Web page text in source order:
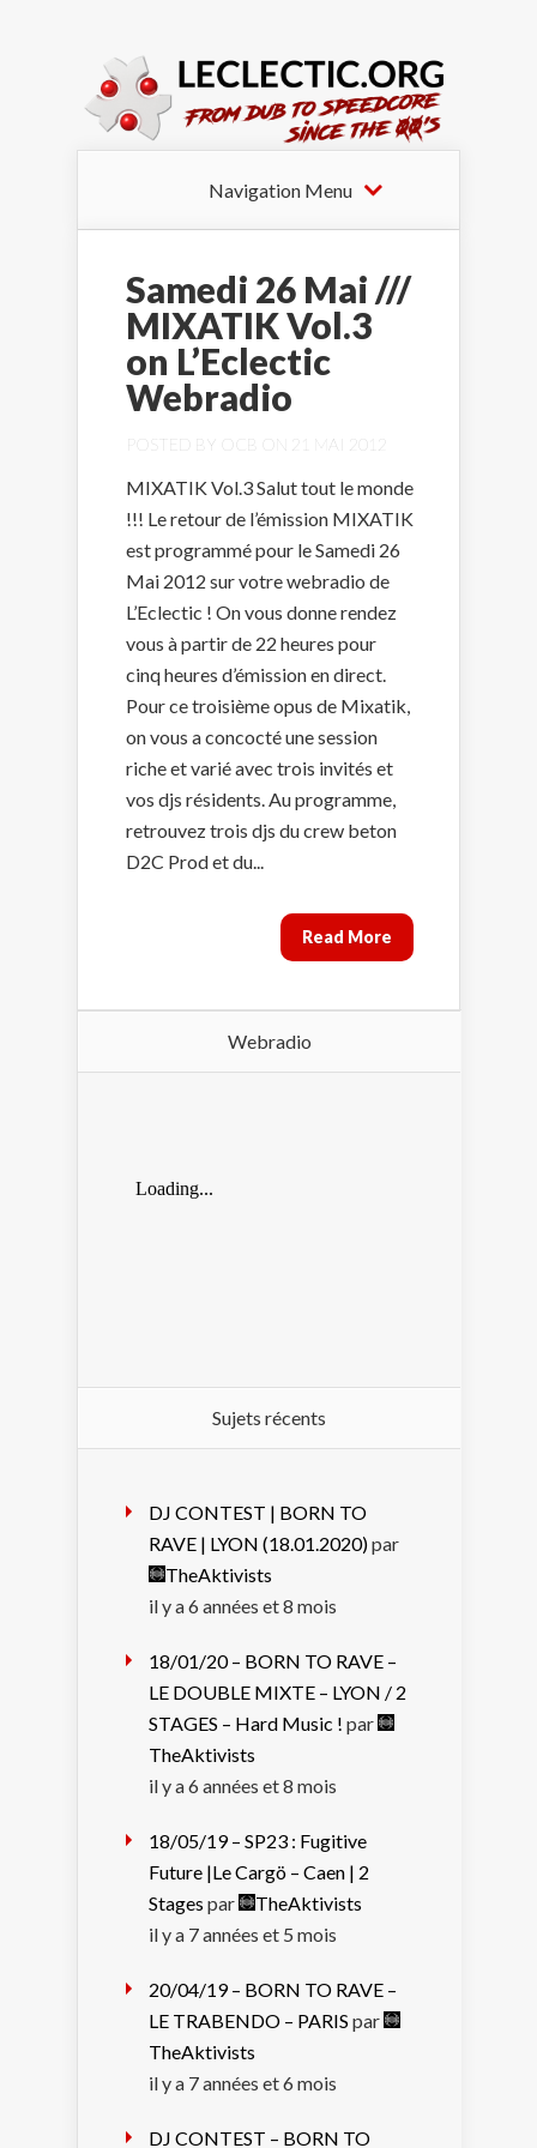
Navigation Menu
Samedi 26 Mai ///
MIXATIK Vol.3
on L’Eclectic
Webradio
POSTED BY OCB ON 21 MAI 2012
MIXATIK Vol.3 Salut tout le monde
!!! Le retour de l’émission MIXATIK
est programmé pour le Samedi 26
Mai 2012 sur votre webradio de
L’Eclectic ! On vous donne rendez
vous à partir de 22 heures pour
cinq heures d’émission en direct.
Pour ce troisième opus de Mixatik,
on vous a concocté une session
riche et varié avec trois invités et
vos djs résidents. Au programme,
retrouvez trois djs du crew beton
D2C Prod et du...
Read More
Webradio
Sujets récents
DJ CONTEST | BORN TO
RAVE | LYON (18.01.2020)par
TheAktivists
il y a 6 années et 8 mois
18/01/20 – BORN TO RAVE –
LE DOUBLE MIXTE – LYON / 2
STAGES – Hard Music ! par
TheAktivists
il y a 6 années et 8 mois
18/05/19 – SP23 : Fugitive
Future |Le Cargö – Caen | 2
Stages par
TheAktivists
il y a 7 années et 5 mois
20/04/19 – BORN TO RAVE –
LE TRABENDO – PARIS par
TheAktivists
il y a 7 années et 6 mois
DJ CONTEST – BORN TO